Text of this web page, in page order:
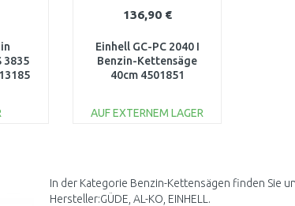
3835
136,90 €
Einhell GC-PC 2040 I
Benzin-Kettensäge
40cm 4501851
AUF EXTERNEM LAGER
Vergleichen
In der Kategorie Benzin-Kettensägen finden Sie
Hersteller:GÜDE, AL-KO, EINHELL.